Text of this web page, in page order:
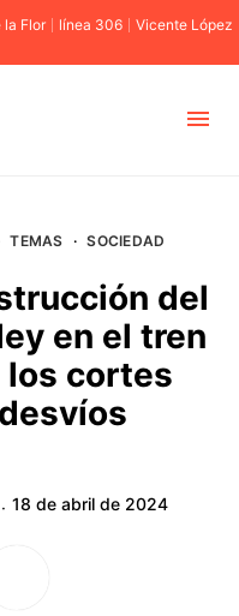
la Flor línea 306
Vicente López
TEMAS · SOCIEDAD
del
en el tren
los cortes
· 18 de abril de 2024